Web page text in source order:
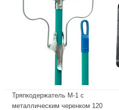
Тряпкодержатель М-1 с
металлическим черенком 120